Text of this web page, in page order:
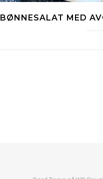
BØNNESALAT MED